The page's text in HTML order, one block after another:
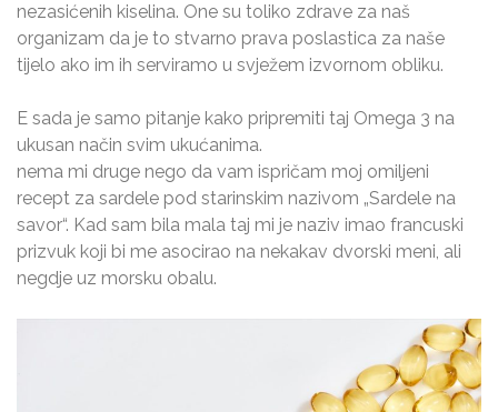
nezasićenih kiselina. One su toliko zdrave za naš
organizam da je to stvarno prava poslastica za naše
tijelo ako im ih serviramo u svježem izvornom obliku.
E sada je samo pitanje kako pripremiti taj Omega 3 na
ukusan način svim ukućanima.
nema mi druge nego da vam ispričam moj omiljeni
recept za sardele pod starinskim nazivom „Sardele na
savor“. Kad sam bila mala taj mi je naziv imao francuski
prizvuk koji bi me asocirao na nekakav dvorski meni, ali
negdje uz morsku obalu.